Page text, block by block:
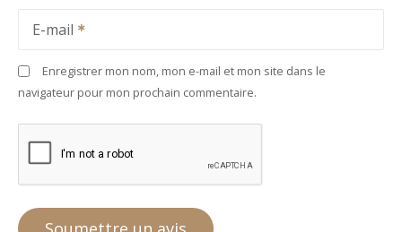
E-mail
Enregistrer mon nom, mon e-mail et mon site dans le
navigateur pour mon prochain commentaire.